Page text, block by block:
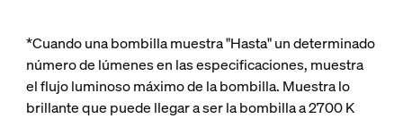
*Cuando una bombilla muestra "Hasta" un determinado
número de lúmenes en las especificaciones, muestra
el flujo luminoso máximo de la bombilla. Muestra lo
brillante que puede llegar a ser la bombilla a 2700 K